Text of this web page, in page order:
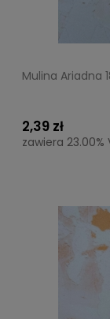
Mulina Ariadna
2,39 zł
zawiera